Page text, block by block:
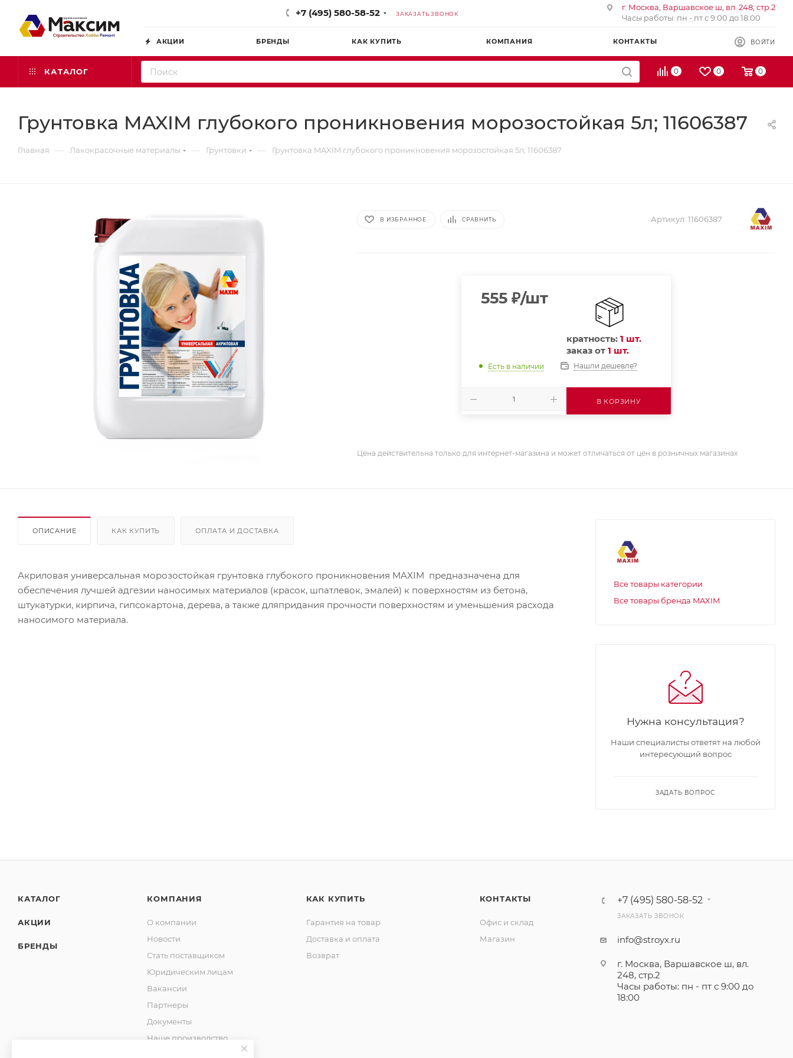
+7 (495) 580-58-52 ЗАКАЗАТЬ ЗВОНОК
г. Москва, Варшавское ш, вл. 248, стр.2
Часы работы: пн - пт с 9:00 до 18:00
АКЦИИ БРЕНДЫ КАК КУПИТЬ КОМПАНИЯ КОНТАКТЫ ВОЙТИ
КАТАЛОГ 0 0 0
Грунтовка MAXIM глубокого проникновения морозостойкая 5л; 11606387
Главная — Лакокрасочные материалы — Грунтовки — Грунтовка MAXIM глубокого проникновения морозостойкая 5л; 11606387
В ИЗБРАННОЕ СРАВНИТЬ Артикул: 11606387
555 ₽/шт
кратность: 1 шт.
заказ от 1 шт.
Есть в наличии Нашли дешевле?
В КОРЗИНУ
Цена действительна только для интернет-магазина и может отличаться от цен в розничных магазинах
ОПИСАНИЕ КАК КУПИТЬ ОПЛАТА И ДОСТАВКА
Акриловая универсальная морозостойкая грунтовка глубокого проникновения MAXIM предназначена для
обеспечения лучшей адгезии наносимых материалов (красок, шпатлевок, эмалей) к поверхностям из бетона,
штукатурки, кирпича, гипсокартона, дерева, а также дляпридания прочности поверхностям и уменьшения расхода
наносимого материала.
Все товары категории
Все товары бренда MAXIM
Нужна консультация?
Наши специалисты ответят на любой
интересующий вопрос
ЗАДАТЬ ВОПРОС
КАТАЛОГ
АКЦИИ
БРЕНДЫ
КОМПАНИЯ
О компании
Новости
Стать поставщиком
Юридическим лицам
Вакансии
Партнеры
Документы
Наше производство
КАК КУПИТЬ
Гарантия на товар
Доставка и оплата
Возврат
КОНТАКТЫ
Офис и склад
Магазин
+7 (495) 580-58-52
ЗАКАЗАТЬ ЗВОНОК
info@stroyx.ru
г. Москва, Варшавское ш, вл.
248, стр.2
Часы работы: пн - пт с 9:00 до
18:00